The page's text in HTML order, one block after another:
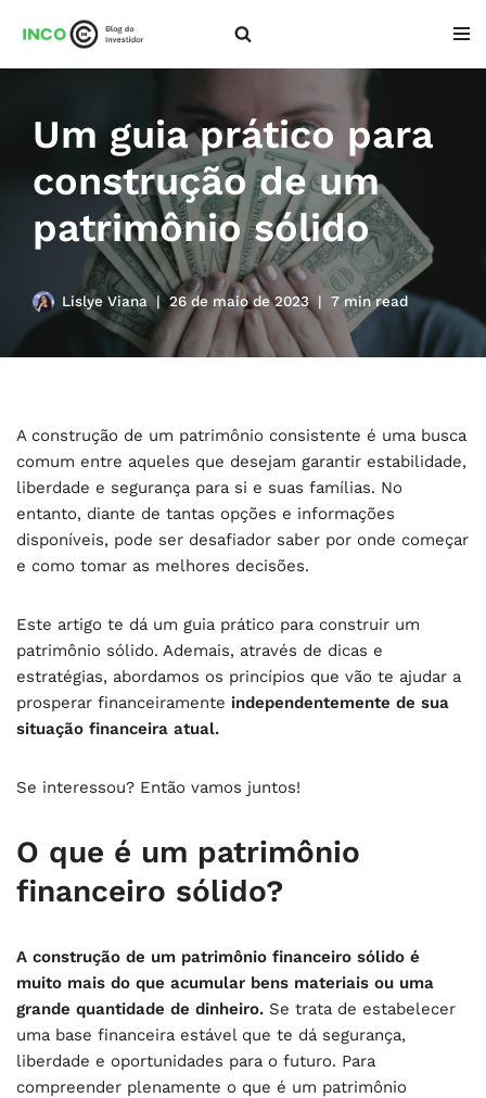
conteúdo
Um guia prático para
construção de um
patrimônio sólido
Lislye Viana 26 de maio de 2023 7 min read
A construção de um patrimônio consistente é uma busca
comum entre aqueles que desejam garantir estabilidade,
liberdade e segurança para si e suas famílias. No
entanto, diante de tantas opções e informações
disponíveis, pode ser desafiador saber por onde começar
e como tomar as melhores decisões.
Este artigo te dá um guia prático para construir um
patrimônio sólido. Ademais, através de dicas e
estratégias, abordamos os princípios que vão te ajudar a
prosperar financeiramente independentemente de sua
situação financeira atual.
Se interessou? Então vamos juntos!
O que é um patrimônio
financeiro sólido?
A construção de um patrimônio financeiro sólido é
muito mais do que acumular bens materiais ou uma
grande quantidade de dinheiro. Se trata de estabelecer
uma base financeira estável que te dá segurança,
liberdade e oportunidades para o futuro. Para
compreender plenamente o que é um patrimônio